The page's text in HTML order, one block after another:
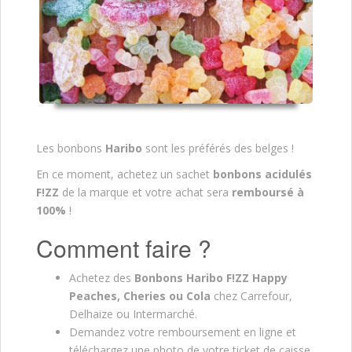
Les bonbons Haribo sont les préférés des belges !
En ce moment, achetez un sachet bonbons acidulés
F!ZZ de la marque et votre achat sera remboursé à
100% !
Comment faire ?
Achetez des Bonbons Haribo F!ZZ Happy
Peaches, Cheries ou Cola chez Carrefour,
Delhaize ou Intermarché.
Demandez votre remboursement en ligne et